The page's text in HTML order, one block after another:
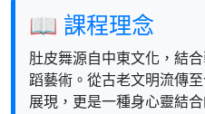
📖 課程理念
肚皮舞源自中東文化，結
蹈藝術。從古老文明流傳
展現，更是一種身心靈結